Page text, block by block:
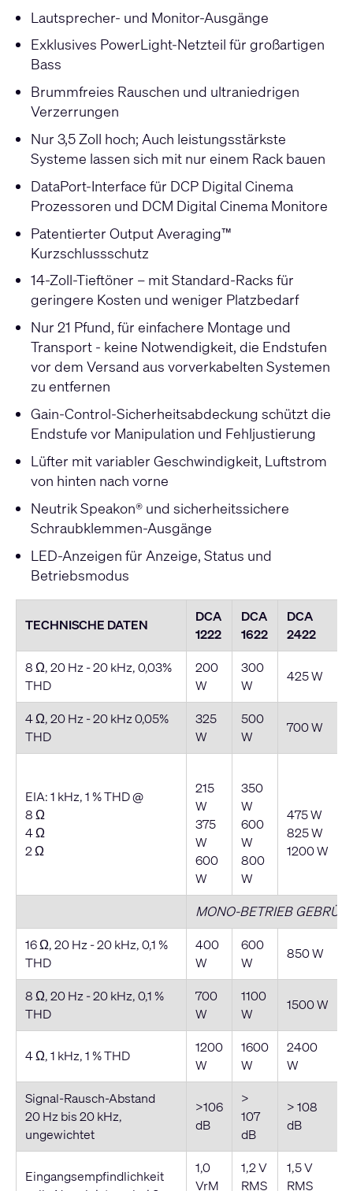
Lautsprecher- und Monitor-Ausgänge
Exklusives PowerLight-Netzteil für großartigen
Bass
Brummfreies Rauschen und ultraniedrigen
Verzerrungen
Nur 3,5 Zoll hoch; Auch leistungsstärkste
Systeme lassen sich mit nur einem Rack bauen
DataPort-Interface für DCP Digital Cinema
Prozessoren und DCM Digital Cinema Monitore
Patentierter Output Averaging™
Kurzschlussschutz
14-Zoll-Tieftöner – mit Standard-Racks für
geringere Kosten und weniger Platzbedarf
Nur 21 Pfund, für einfachere Montage und
Transport - keine Notwendigkeit, die Endstufen
vor dem Versand aus vorverkabelten Systemen
zu entfernen
Gain-Control-Sicherheitsabdeckung schützt die
Endstufe vor Manipulation und Fehljustierung
Lüfter mit variabler Geschwindigkeit, Luftstrom
von hinten nach vorne
Neutrik Speakon® und sicherheitssichere
Schraubklemmen-Ausgänge
LED-Anzeigen für Anzeige, Status und
Betriebsmodus
TECHNISCHE DATEN
DCA
1222
DCA
1622
DCA
2422
8 Ω, 20 Hz - 20 kHz, 0,03%
THD
200
W
300
W
425 W
4 Ω, 20 Hz - 20 kHz 0,05%
THD
325
W
500
W
700 W
EIA: 1 kHz, 1 % THD @
8 Ω
4 Ω
2 Ω
215
W
375
W
600
W
350
W
600
W
800
W
475 W
825 W
1200 W
MONO-BETRIEB
16 Ω, 20 Hz - 20 kHz, 0,1 %
THD
400
W
600
W
850 W
8 Ω, 20 Hz - 20 kHz, 0,1 %
THD
700
W
1100
W
1500 W
4 Ω, 1 kHz, 1 % THD
1200
W
1600
W
2400
W
Signal-Rausch-Abstand
20 Hz bis 20 kHz,
ungewichtet
>106
dB
>
107
dB
> 108
dB
Eingangsempfindlichkeit
1,0
VrM
1,2 V
RMS
1,5 V
RMS